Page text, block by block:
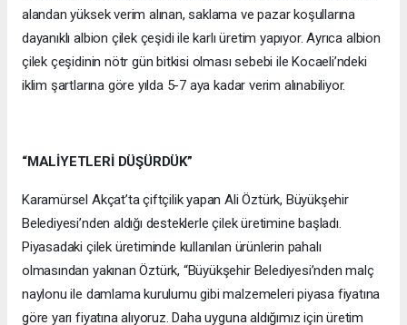
alandan yüksek verim alınan, saklama ve pazar koşullarına
dayanıklı albion çilek çeşidi ile karlı üretim yapıyor. Ayrıca albion
çilek çeşidinin nötr gün bitkisi olması sebebi ile Kocaeli’ndeki
iklim şartlarına göre yılda 5-7 aya kadar verim alınabiliyor.
“MALİYETLERİ DÜŞÜRDÜK”
Karamürsel Akçat’ta çiftçilik yapan Ali Öztürk, Büyükşehir
Belediyesi’nden aldığı desteklerle çilek üretimine başladı.
Piyasadaki çilek üretiminde kullanılan ürünlerin pahalı
olmasından yakınan Öztürk, “Büyükşehir Belediyesi’nden malç
naylonu ile damlama kurulumu gibi malzemeleri piyasa fiyatına
göre yarı fiyatına alıyoruz. Daha uyguna aldığımız için üretim